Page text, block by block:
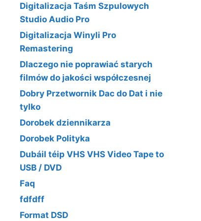
Digitalizacja Taśm Szpulowych
Studio Audio Pro
Digitalizacja Winyli Pro
Remastering
Dlaczego nie poprawiać starych
filmów do jakości współczesnej
Dobry Przetwornik Dac do Dat i nie
tylko
Dorobek dziennikarza
Dorobek Polityka
Dubáil téip VHS VHS Video Tape to
USB / DVD
Faq
fdfdff
Format DSD